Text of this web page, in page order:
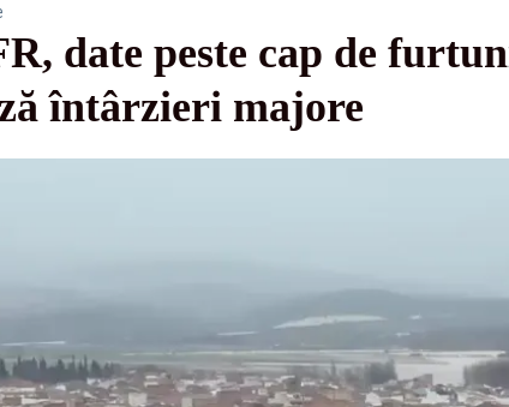
date peste cap de
întârzieri majore